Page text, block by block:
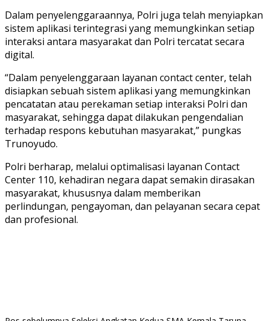
Dalam penyelenggaraannya, Polri juga telah menyiapkan
sistem aplikasi terintegrasi yang memungkinkan setiap
interaksi antara masyarakat dan Polri tercatat secara
digital.
“Dalam penyelenggaraan layanan contact center, telah
disiapkan sebuah sistem aplikasi yang memungkinkan
pencatatan atau perekaman setiap interaksi Polri dan
masyarakat, sehingga dapat dilakukan pengendalian
terhadap respons kebutuhan masyarakat,” pungkas
Trunoyudo.
Polri berharap, melalui optimalisasi layanan Contact
Center 110, kehadiran negara dapat semakin dirasakan
masyarakat, khususnya dalam memberikan
perlindungan, pengayoman, dan pelayanan secara cepat
dan profesional.